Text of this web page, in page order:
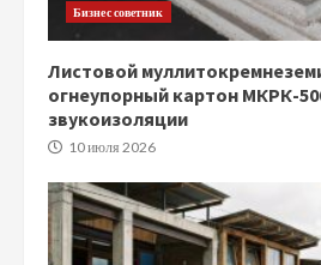
Бизнес советник
Листовой
огнеупорный картон МКРК-
звукоизоляции
10 июля 2026